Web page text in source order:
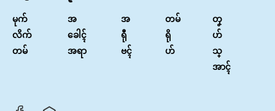
မုက်
လိက်
တမ်
အ
ခေါၚ်
အရာ
အ
ရီု
ဗၚ်
တမ်
ရို
ဟ်
တၞ
ဟ်
သ္
အာၚ်